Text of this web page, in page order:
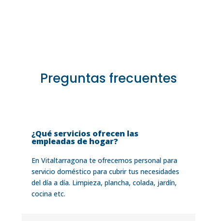
Preguntas frecuentes
¿Qué servicios ofrecen las
empleadas de hogar?
En Vitaltarragona te ofrecemos personal para
servicio doméstico para cubrir tus necesidades
del día a día. Limpieza, plancha, colada, jardín,
cocina etc.